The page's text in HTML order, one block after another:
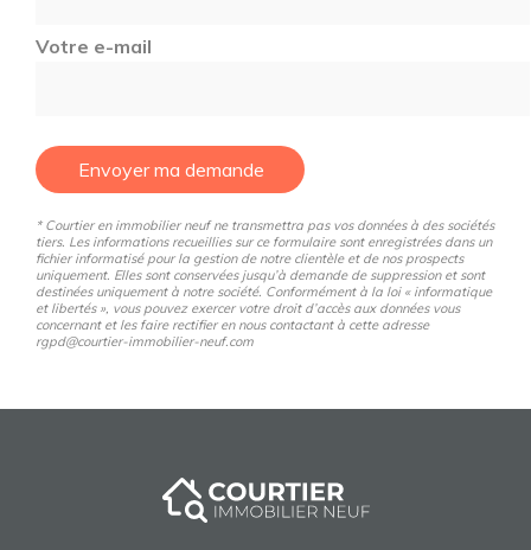
Votre e-mail
Envoyer ma demande
* Courtier en immobilier neuf ne transmettra pas vos données à des sociétés
tiers. Les informations recueillies sur ce formulaire sont enregistrées dans un
fichier informatisé pour la gestion de notre clientèle et de nos prospects
uniquement. Elles sont conservées jusqu’à demande de suppression et sont
destinées uniquement à notre société. Conformément à la loi « informatique
et libertés », vous pouvez exercer votre droit d’accès aux données vous
concernant et les faire rectifier en nous contactant à cette adresse
rgpd@courtier-immobilier-neuf.com